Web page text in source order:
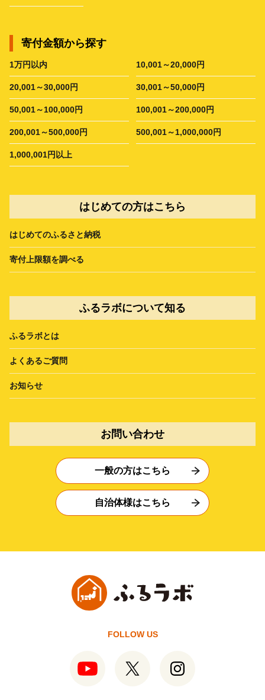
寄付金額から探す
1万円以内 10,001～20,000円
20,001～30,000円 30,001～50,000円
50,001～100,000円 100,001～200,000円
200,001～500,000円 500,001～1,000,000円
1,000,001円以上
はじめての方はこちら
はじめてのふるさと納税
寄付上限額を調べる
ふるラボについて知る
ふるラボとは
よくあるご質問
お知らせ
お問い合わせ
一般の方はこちら
自治体様はこちら
FOLLOW US